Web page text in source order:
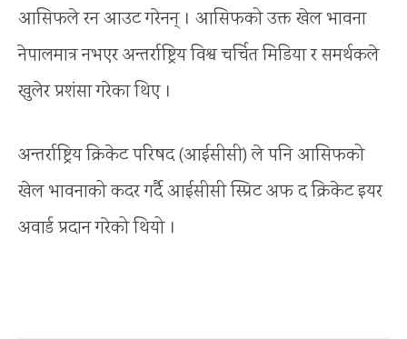
आसिफले रन आउट गरेनन् । आसिफको उक्त खेल भावना
नेपालमात्र नभएर अन्तर्राष्ट्रिय विश्व चर्चित मिडिया र समर्थकले
खुलेर प्रशंसा गरेका थिए ।
अन्तर्राष्ट्रिय क्रिकेट परिषद (आईसीसी) ले पनि आसिफको
खेल भावनाको कदर गर्दै आईसीसी स्प्रिट अफ द क्रिकेट इयर
अवार्ड प्रदान गरेको थियो ।